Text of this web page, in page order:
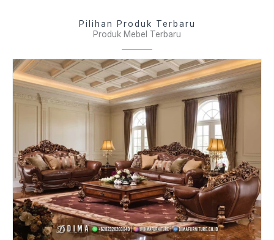
Pilihan Produk Terbaru
Produk Mebel Terbaru